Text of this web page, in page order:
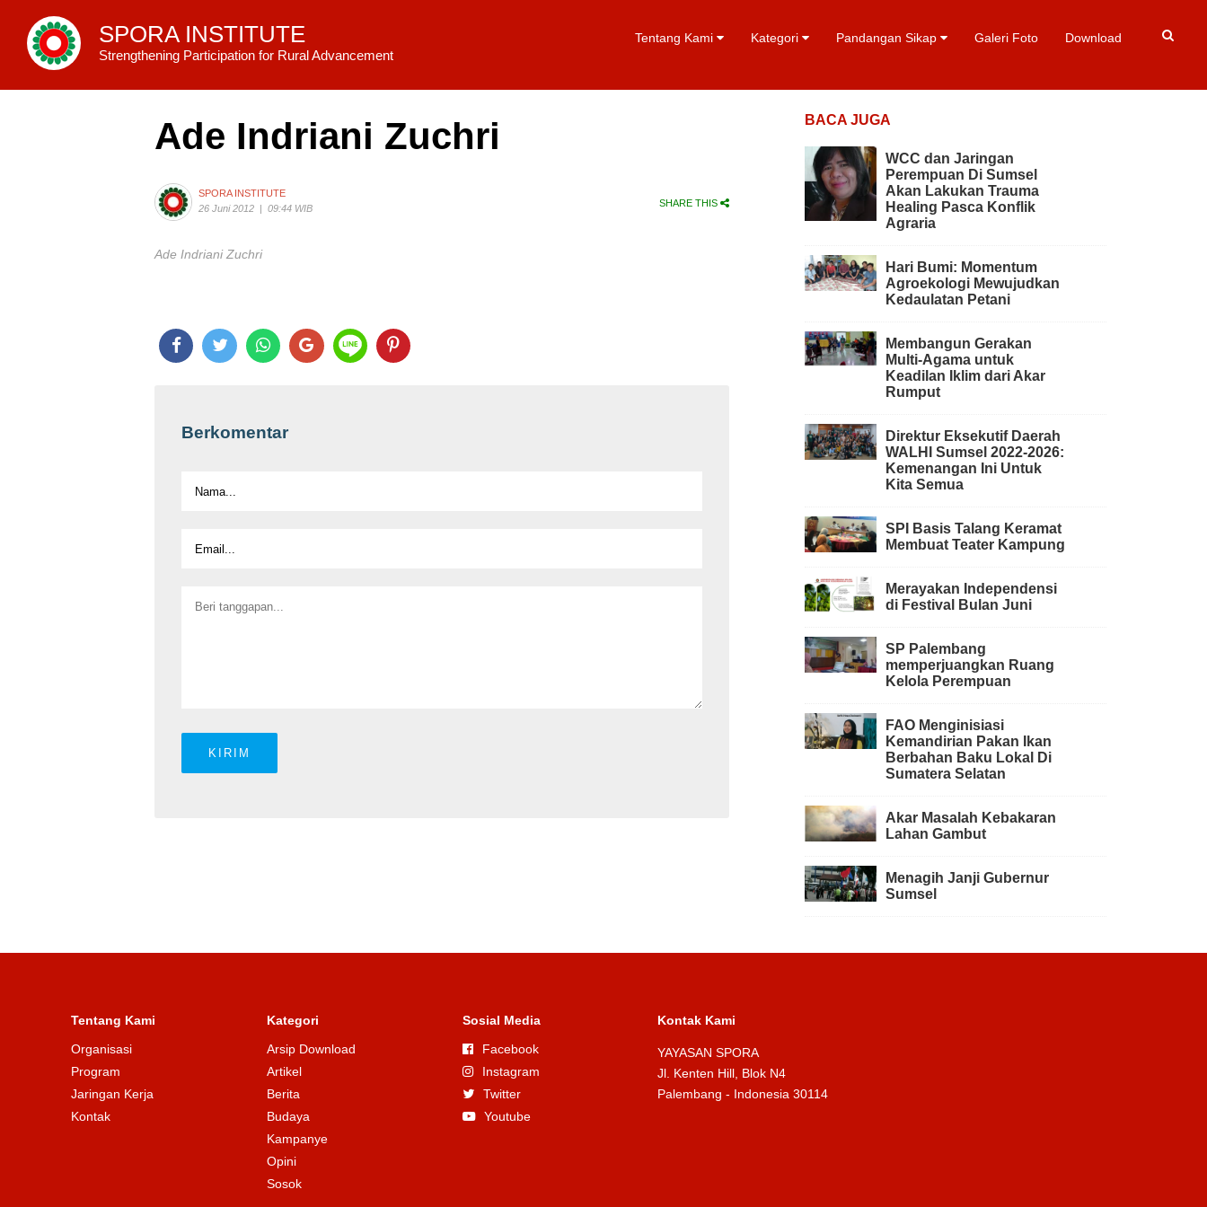
SPORA INSTITUTE
Strengthening Participation for Rural Advancement
Tentang Kami Kategori Pandangan Sikap Galeri Foto Download
Ade Indriani Zuchri
SPORA INSTITUTE
26 Juni 2012 | 09:44 WIB SHARE THIS
Ade Indriani Zuchri
Berkomentar
BACA JUGA
WCC dan Jaringan
Perempuan Di Sumsel
Akan Lakukan Trauma
Healing Pasca Konflik
Agraria
Hari Bumi: Momentum
Agroekologi Mewujudkan
Kedaulatan Petani
Membangun Gerakan
Multi-Agama untuk
Keadilan Iklim dari Akar
Rumput
Direktur Eksekutif Daerah
WALHI Sumsel 2022-2026:
Kemenangan Ini Untuk
Kita Semua
SPI Basis Talang Keramat
Membuat Teater Kampung
Merayakan Independensi
di Festival Bulan Juni
SP Palembang
memperjuangkan Ruang
Kelola Perempuan
FAO Menginisiasi
Kemandirian Pakan Ikan
Berbahan Baku Lokal Di
Sumatera Selatan
Akar Masalah Kebakaran
Lahan Gambut
Menagih Janji Gubernur
Sumsel
Tentang Kami
Organisasi
Program
Jaringan Kerja
Kontak
Kategori
Arsip Download
Artikel
Berita
Budaya
Kampanye
Opini
Sosok
Sosial Media
Facebook
Instagram
Twitter
Youtube
Kontak Kami
YAYASAN SPORA
Jl. Kenten Hill, Blok N4
Palembang - Indonesia 30114